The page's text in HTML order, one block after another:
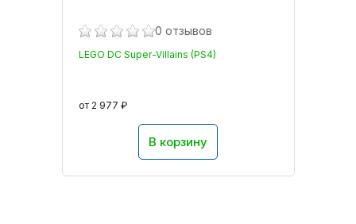
0 отзывов
LEGO DC Super-Villains (PS4)
от 2 977 ₽
В корзину